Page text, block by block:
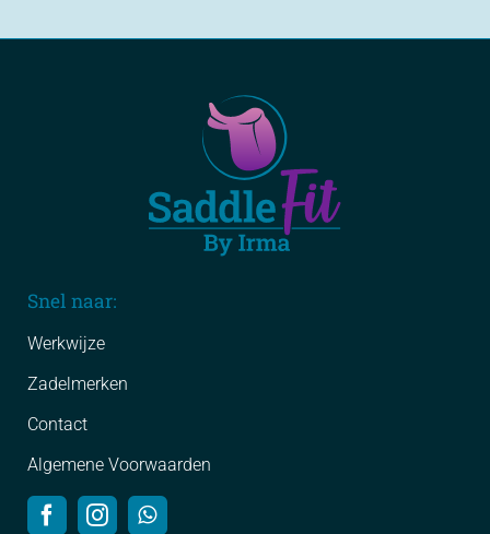
Snel naar:
Werkwijze
Zadelmerken
Contact
Algemene Voorwaarden